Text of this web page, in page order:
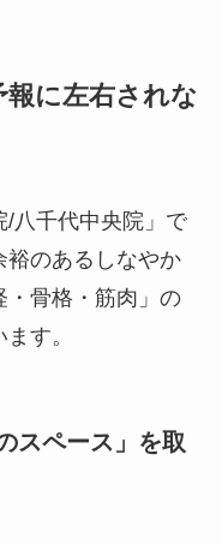
報に左右されな
/八千代中央院」で
裕のあるしなやか
・骨格・筋肉」の
す。
スペース」を取